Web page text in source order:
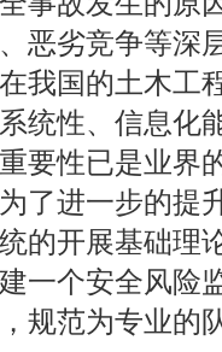
恶劣竞争等深
我国的土木工
统性、信息化
要性已是业界
了进一步的提
的开展基础理
一个安全风险
规范为专业的